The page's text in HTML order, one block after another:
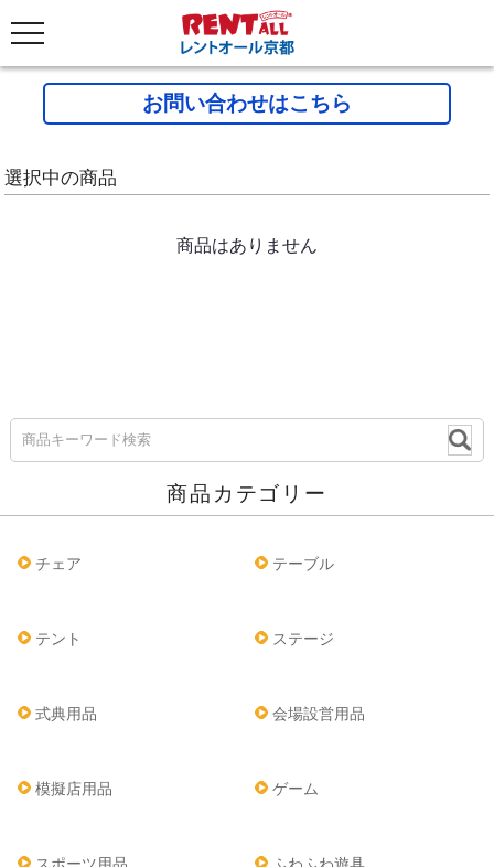
お問い合わせはこちら
商品カテゴリー
チェア テーブル
テント ステージ
式典用品 会場設営用品
模擬店用品 ゲーム
選択中の商品
商品はありません